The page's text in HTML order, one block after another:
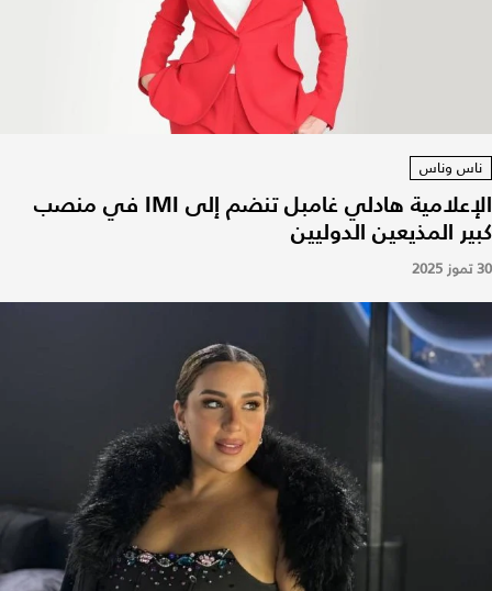
ناس وناس
الإعلامية هادلي غامبل تنضم إلى IMI في منصب
كبير المذيعين الدوليين
30 تموز 2025